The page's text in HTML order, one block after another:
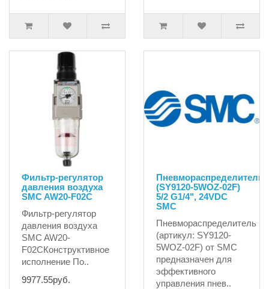
Фильтр-регулятор
давления воздуха
SMC AW20-F02С
Фильтр-регулятор
давления воздуха
SMC AW20-
F02СКонструктивное
исполнение По..
9977.55руб.
Пневмораспределитель
(SY9120-5WOZ-02F)
5/2 G1/4", 24VDC
SMC
Пневмораспределитель
(артикул: SY9120-
5WOZ-02F) от SMC
предназначен для
эффективного
управления пнев..